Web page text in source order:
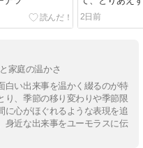
2日前
家庭の温かさ
白い出来事を温かく綴るのが特
り、季節の移り変わりや季節限
に心がほぐれるような表現を追
身近な出来事をユーモラスに伝